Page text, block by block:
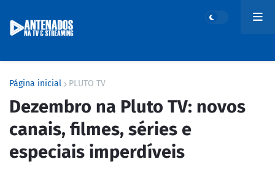
Página inicial PLUTO TV
Dezembro na Pluto TV: novos
canais, filmes, séries e
especiais imperdíveis